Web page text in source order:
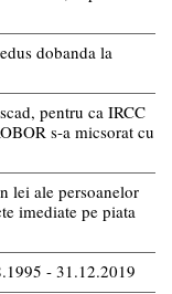
dobanda la
pentru ca IRCC
s-a micsorat cu
lei ale persoanelor
imediate pe piata
- 31.12.2019